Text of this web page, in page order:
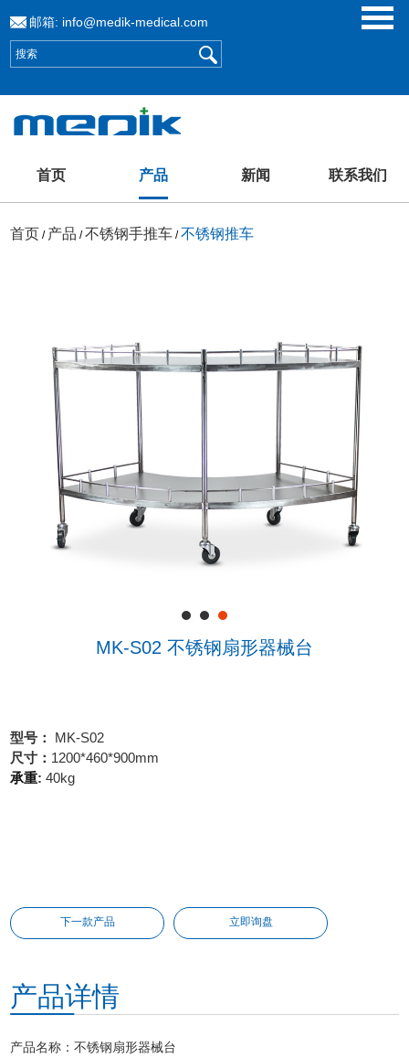
邮箱: info@medik-medical.com
首页 产品 新闻 联系我们
首页 / 产品 /不锈钢手推车 /不锈钢推车
MK-S02 不锈钢扇形器械台
型号 ：
MK-S02
尺寸： 1200*460*900mm
承重:40kg
下一款产品 立即询盘
产品详情
产品名称：不锈钢扇形器械台